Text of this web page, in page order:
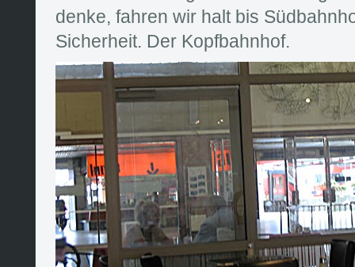
denke, fahren wir halt bis
Sicherheit. Der Kopfbahnhof.